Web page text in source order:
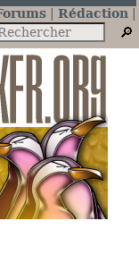
Rédaction